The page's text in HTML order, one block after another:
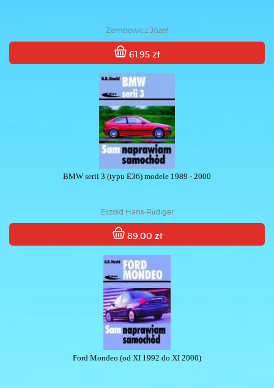
Zembowicz Józef
61.95 zł
BMW serii 3 (typu E36) modele 1989 - 2000
Etzold Hans-Rüdiger
89.00 zł
Ford Mondeo (od XI 1992 do XI 2000)